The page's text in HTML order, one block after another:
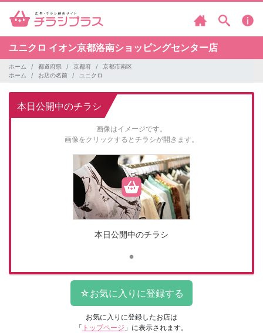
ユニクロ イオン京都洛南ショッピングセンター店
ホーム 都道府県 京都府
京都市南区
ホーム
お店の名前 ユニクロ
本日公開中のチラシ
画像はイメージです。
画像をクリックするとチラシが開きます。
本日公開中のチラシ
お気に入りに登録したお店は
「 トップページ 」に表示されます。